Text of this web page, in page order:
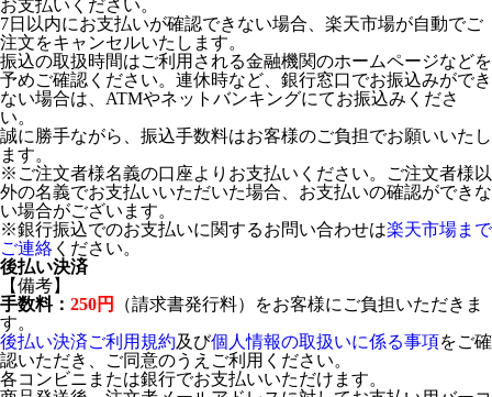
お支払いください。
7日以内にお支払いが確認できない場合、楽天市場が自動でご
注文をキャンセルいたします。
振込の取扱時間はご利用される金融機関のホームページなどを
予めご確認ください。連休時など、銀行窓口でお振込みができ
ない場合は、ATMやネットバンキングにてお振込みくださ
い。
誠に勝手ながら、振込手数料はお客様のご負担でお願いいたし
ます。
※ご注文者様名義の口座よりお支払いください。ご注文者様以
外の名義でお支払いいただいた場合、お支払いの確認ができな
い場合がございます。
※銀行振込でのお支払いに関するお問い合わせは楽天市場まで
ご連絡 ください。
後払い決済
【備考】
手数料： 250円
（請求書発行料）をお客様にご負担いただきま
す。
後払い決済ご利用規約及び個人情報の取扱いに係る事項をご確
認いただき、ご同意のうえご利用ください。
各コンビニまたは銀行でお支払いいただけます。